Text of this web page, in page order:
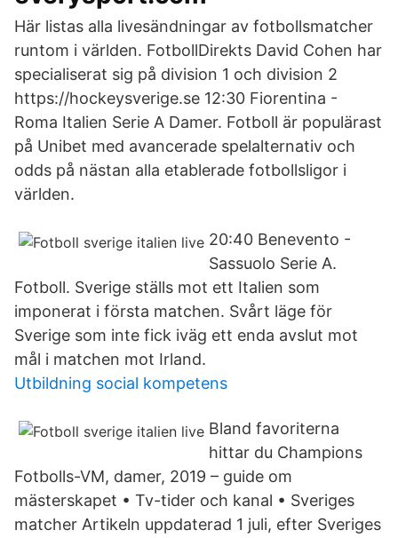
Här listas alla livesändningar av fotbollsmatcher
runtom i världen. FotbollDirekts David Cohen har
specialiserat sig på division 1 och division 2
https://hockeysverige.se 12:30 Fiorentina -
Roma Italien Serie A Damer. Fotboll är populärast
på Unibet med avancerade spelalternativ och
odds på nästan alla etablerade fotbollsligor i
världen.
20:40 Benevento -
Sassuolo Serie A.
Fotboll. Sverige ställs mot ett Italien som
imponerat i första matchen. Svårt läge för
Sverige som inte fick iväg ett enda avslut mot
mål i matchen mot Irland.
Utbildning social kompetens
Bland favoriterna
hittar du Champions
Fotbolls-VM, damer, 2019 – guide om
mästerskapet • Tv-tider och kanal • Sveriges
matcher Artikeln uppdaterad 1 juli, efter Sveriges